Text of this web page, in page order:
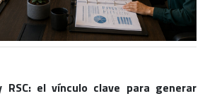
el vínculo clave para generar